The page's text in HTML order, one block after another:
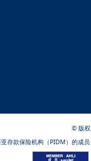
© 版权
存款保险机构（PIDM）的成员